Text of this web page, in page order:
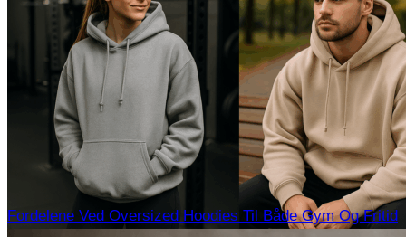
Fordelene Ved Oversized Hoodies Til Både Gym Og Fritid